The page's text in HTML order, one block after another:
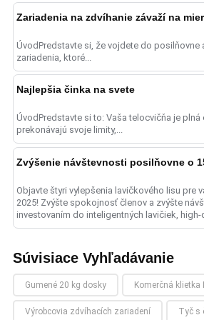
Zariadenia na zdvíhanie závaží na
ÚvodPredstavte si, že vojdete do posilňovne
zariadenia, ktoré...
Najlepšia činka na svete
ÚvodPredstavte si to: Vaša telocvičňa je plná
prekonávajú svoje limity,...
Objavte štyri vylepšenia lavičkového lisu pre
2025! Zvýšte spokojnosť členov a zvýšte
investovaním do inteligentných lavičiek, high-
Súvisiace Vyhľadávanie
Gumené 20 kg dosky Komerčná klietka
Výrobcovia zdvíhacích zariadení Tyč s